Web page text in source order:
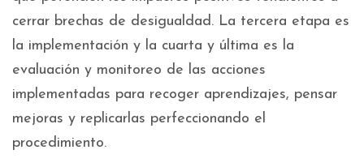
cerrar brechas de desigualdad. La tercera etapa es
la implementación y la cuarta y última es la
evaluación y monitoreo de las acciones
implementadas para recoger aprendizajes, pensar
mejoras y replicarlas perfeccionando el
procedimiento.